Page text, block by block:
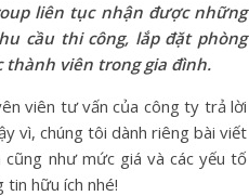
liên tục nhận được những
cầu thi công, lắp đặt phòng
thành viên trong gia đình.
viên tư vấn của công ty trả lời
vì, chúng tôi dành riêng bài viết
như mức giá và các yếu tố
tin hữu ích nhé!